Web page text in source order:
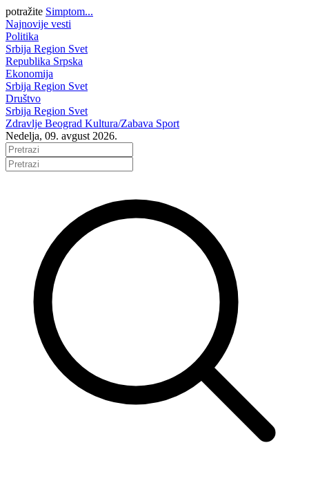
potražite Simptom...
Najnovije vesti
Politika
Srbija Region Svet
Republika Srpska
Ekonomija
Srbija Region Svet
Društvo
Srbija Region Svet
Zdravlje Beograd Kultura/Zabava Sport
Nedelja, 09. avgust 2026.